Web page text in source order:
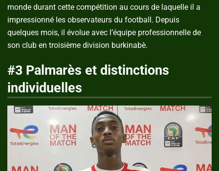
monde durant cette compétition au cours de laquelle il a
impressionné les observateurs du football. Depuis
quelques mois, il évolue avec l’équipe professionnelle de
son club en troisième division burkinabè.
#3 Palmarès et distinctions
individuelles